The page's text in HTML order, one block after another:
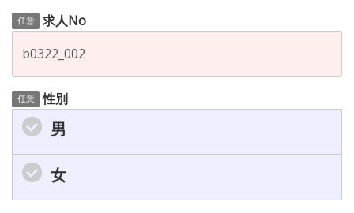
任意 求人No
任意 性別
男
女